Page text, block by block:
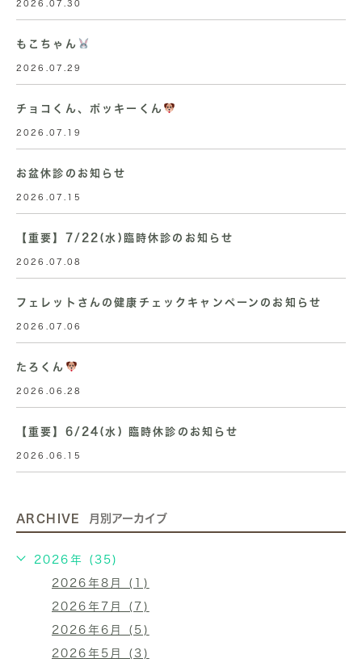
2026.07.30
もこちゃん
2026.07.29
チョコくん、ポッキーくん
2026.07.19
お盆休診のお知らせ
2026.07.15
【重要】7/22(水)臨時休診のお知らせ
2026.07.08
フェレットさんの健康チェックキャンペーンのお知らせ
2026.07.06
たろくん
2026.06.28
【重要】6/24(水) 臨時休診のお知らせ
2026.06.15
ARCHIVE 月別アーカイブ
2026年 (35)
2026年8月 (1)
2026年7月 (7)
2026年6月 (5)
2026年5月 (3)